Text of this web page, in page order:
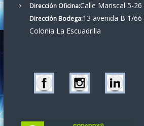
s
Dirección Oficina:Calle Mariscal 5-26
Dirección Bodega:13 avenida B 1/
Colonia La Escuadrilla